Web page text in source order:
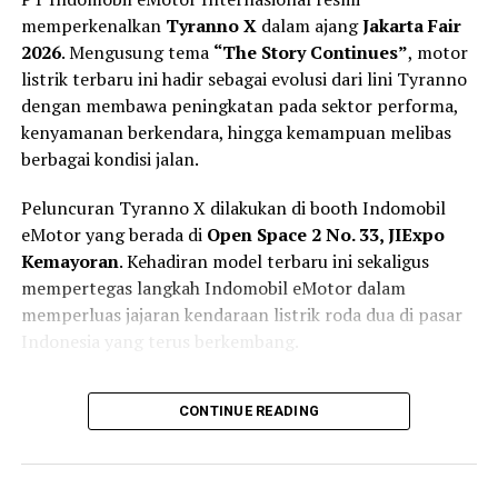
intensif, tetapi Yamaha memastikan motor ini akan
terus diuji oleh para test rider motocross mereka hingga
siap bersaing di ajang MXEP. Era baru motocross listrik
benar-benar dimulai.
RELATED TOPICS: CONSEPT
YE-01 RACING CONSEPT
UP NEXT
Royal Enfield Flying Flea C6: Tradisi Perang Dunia
Berjumpa Era Listrik
DON'T MISS
Jetour T2 Meluncur di Indonesia: SUV Petualang Modern
memperkenalkan Tyranno Xdalam ajangJakarta Fair
2026. Mengusung tema “The Story Continues”, motor
listrik terbaru ini hadir sebagai evolusi dari lini Tyranno
dengan membawa peningkatan pada sektor performa,
kenyamanan berkendara, hingga kemampuan melibas
berbagai kondisi jalan.
Peluncuran Tyranno X dilakukan di booth Indomobil
eMotor yang berada di Open Space 2 No. 33, JIExpo
Kemayoran. Kehadiran model terbaru ini sekaligus
mempertegas langkah Indomobil eMotor dalam
memperluas jajaran kendaraan listrik roda dua di pasar
Indonesia yang terus berkembang.
Lebih Siap untuk Mobilitas Harian
dan Petualangan Ringan
CONTINUE READING